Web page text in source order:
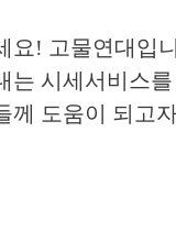
요! 고물연대입
는 시세서비스
께 도움이 되고